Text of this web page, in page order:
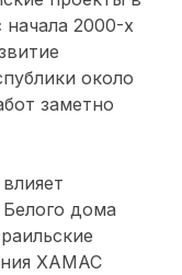
2000-х
около
заметно
Белого дома
ХАМАС